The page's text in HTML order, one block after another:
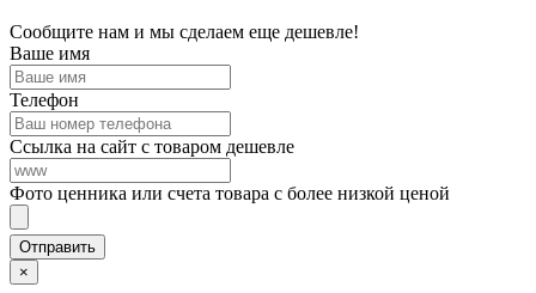
Сообщите нам и мы сделаем еще дешевле!
Ваше имя
Телефон
Ссылка на сайт с товаром дешевле
Фото ценника или счета товара с более низкой ценой
×